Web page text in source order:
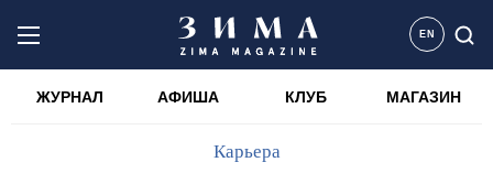
EN
ЖУРНАЛ АФИША КЛУБ МАГАЗИН
Карьера